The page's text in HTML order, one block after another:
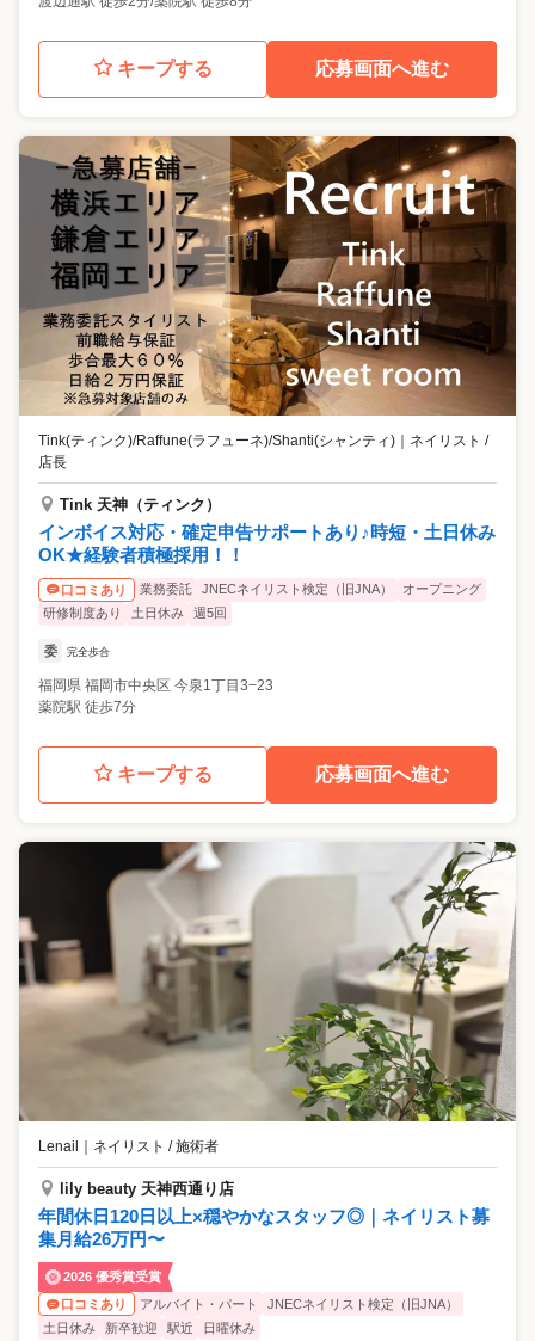
キープする 応募画面へ進む
Tink(ティンク)/Raffune(ラフューネ)/Shanti(シャンティ) ｜ ネイリスト /
店長
Tink 天神（ティンク）
インボイス対応・確定申告サポートあり♪時短・土日休み
OK★経験者積極採用！！
口コミあり 業務委託 JNECネイリスト検定（旧JNA）
オープニング
研修制度あり
土日休み 週5回
委 完全歩合
福岡県 福岡市中央区 今泉1丁目3−23
薬院駅 徒歩7分
キープする 応募画面へ進む
Lenail ネイリスト / 施術者
lily beauty 天神西通り店
年間休日120日以上×穏やかなスタッフ◎｜ネイリスト募
集月給26万円〜
2026 優秀賞受賞
口コミあり
アルバイト・パート
JNECネイリスト検定（旧JNA）
土日休み
新卒歓迎 駅近 日曜休み